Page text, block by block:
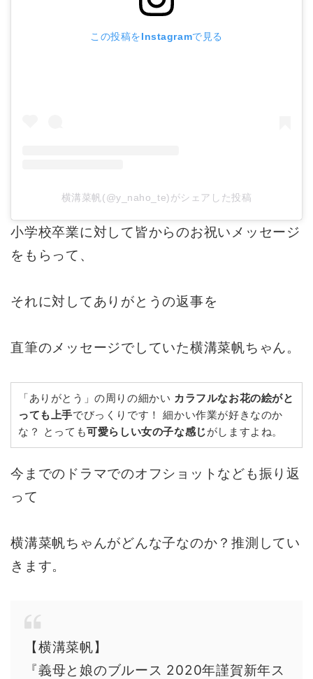
この投稿をInstagramで見る
横溝菜帆(@y_naho_te)がシェアした投稿
小学校卒業に対して皆からのお祝いメッセージ
をもらって、
それに対してありがとうの返事を
直筆のメッセージでしていた横溝菜帆ちゃん。
「ありがとう」の周りの細かい カラフルなお花の絵がと
っても上手でびっくりです！ 細かい作業が好きなのか
な？ とっても可愛らしい女の子な感じがしますよね。
今までのドラマでのオフショットなども振り返
って
横溝菜帆ちゃんがどんな子なのか？推測してい
きます。
【横溝菜帆】
『義母と娘のブルース 2020年謹賀新年ス